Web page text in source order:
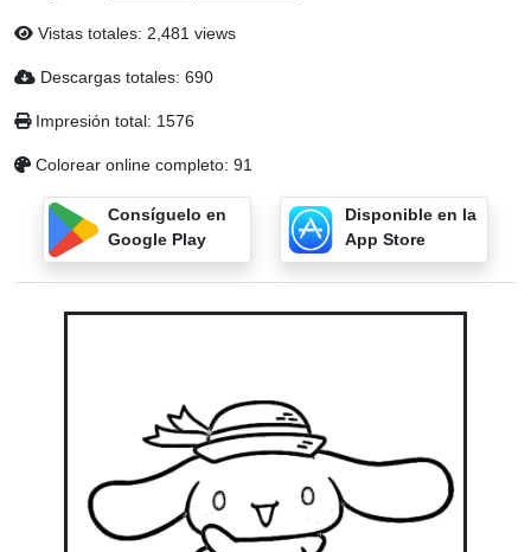
Vistas totales: 2,481 views
Descargas totales: 690
Impresión total: 1576
Colorear online completo: 91
Consíguelo en
Google Play
Disponible en la
App Store